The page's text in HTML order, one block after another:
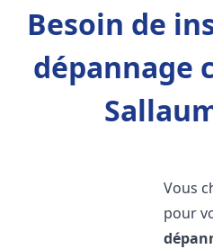
Besoin de
dépannage
Vous
pour